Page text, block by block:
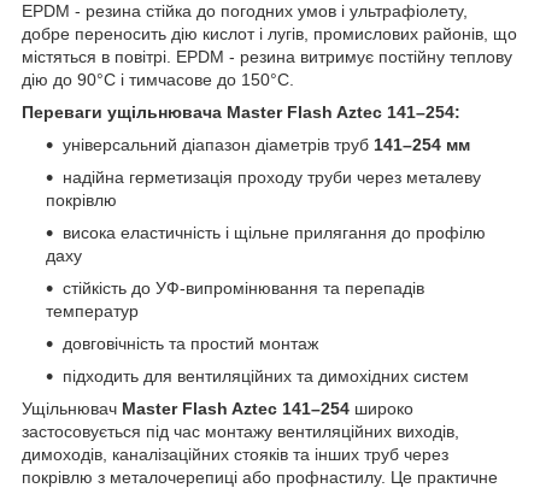
EPDM - резина стійка до погодних умов і ультрафіолету,
добре переносить дію кислот і лугів, промислових районів, що
містяться в повітрі. EPDM - резина витримує постійну теплову
дію до 90°C і тимчасове до 150°C.
Переваги ущільнювача Master Flash Aztec 141–254:
універсальний діапазон діаметрів труб 141–254 мм
надійна герметизація проходу труби через металеву
покрівлю
висока еластичність і щільне прилягання до профілю
даху
стійкість до УФ-випромінювання та перепадів
температур
довговічність та простий монтаж
підходить для вентиляційних та димохідних систем
Ущільнювач Master Flash Aztec 141–254 широко
застосовується під час монтажу вентиляційних виходів,
димоходів, каналізаційних стояків та інших труб через
покрівлю з металочерепиці або профнастилу. Це практичне